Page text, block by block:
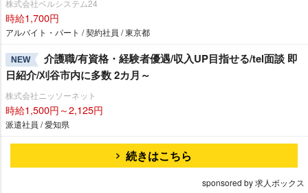
株式会社ベルシステム24
時給1,700円
アルバイト・パート / 契約社員 / 東京都
NEW
介護職/有資格・経験者優遇/収入UP目指せる/tel面談 即
日紹介/刈谷市内に多数 2カ月～
株式会社ニッソーネット
時給1,500円～2,125円
派遣社員 / 愛知県
続きはこちら
sponsored by 求人ボックス